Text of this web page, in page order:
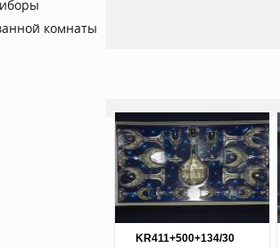
комнаты
KR411+500+134/30